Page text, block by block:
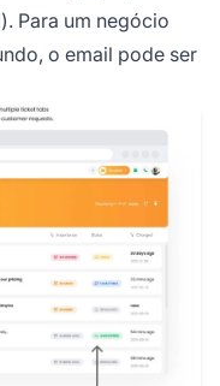
Para um negócio
o email pode ser